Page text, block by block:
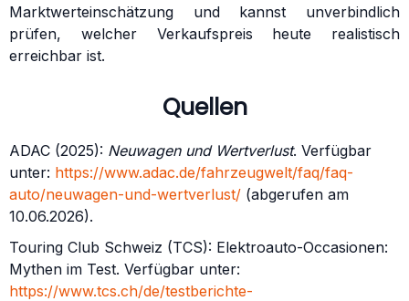
Marktwerteinschätzung und kannst unverbindlich
prüfen, welcher Verkaufspreis heute realistisch
erreichbar ist.
Quellen
ADAC (2025): Neuwagen und Wertverlust. Verfügbar
unter: https://www.adac.de/fahrzeugwelt/faq/faq-
auto/neuwagen-und-wertverlust/ (abgerufen am
10.06.2026).
Touring Club Schweiz (TCS): Elektroauto-Occasionen:
Mythen im Test. Verfügbar unter:
https://www.tcs.ch/de/testberichte-